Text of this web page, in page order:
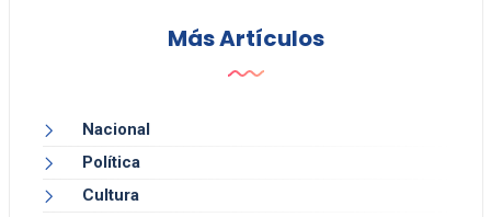
Más Artículos
Nacional
Política
Cultura